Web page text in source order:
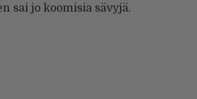
sai jo koomisia sävyjä.